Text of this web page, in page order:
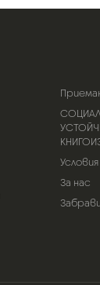
За нас